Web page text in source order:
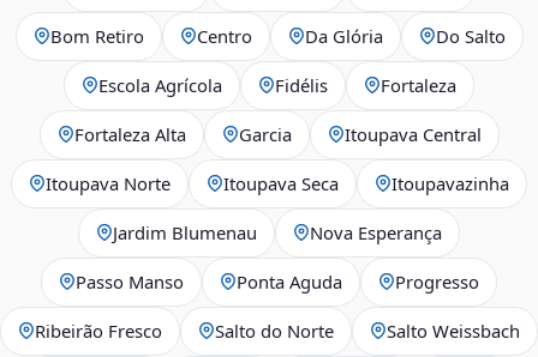
Bom Retiro Centro Da Glória Do Salto
Escola Agrícola Fidélis Fortaleza
Fortaleza Alta Garcia Itoupava Central
Itoupava Norte Itoupava Seca Itoupavazinha
Jardim Blumenau Nova Esperança
Passo Manso Ponta Aguda Progresso
Ribeirão Fresco Salto do Norte Salto Weissbach